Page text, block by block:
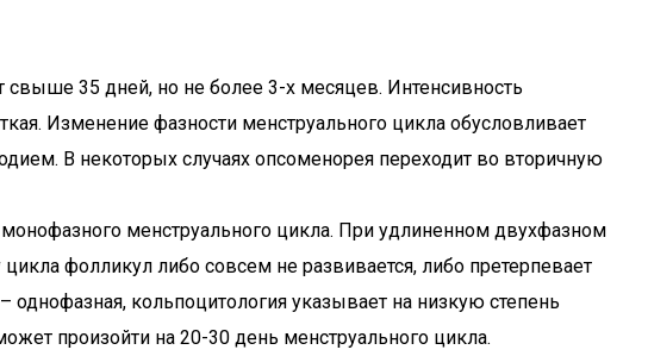
35 дней, но не более 3-х месяцев. Интенсивность
Изменение фазности менструального цикла обусловливает
В некоторых случаях опсоменорея переходит во вторичную
менструального цикла. При удлиненном двухфазном
фолликул либо совсем не развивается, либо претерпевает
однофазная, кольпоцитология указывает на низкую степень
произойти на 20-30 день менструального цикла.